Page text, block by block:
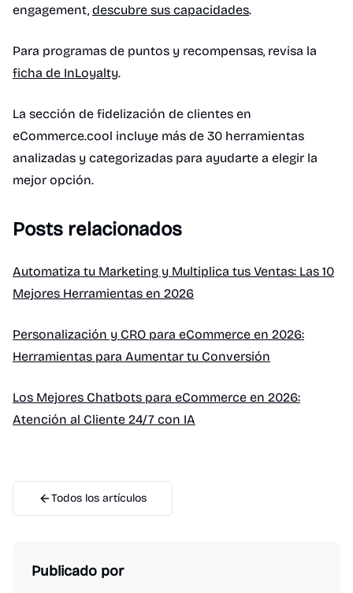
engagement, descubre sus capacidades.
Para programas de puntos y recompensas, revisa la
ficha de InLoyalty.
La sección de fidelización de clientes en
eCommerce.cool incluye más de 30 herramientas
analizadas y categorizadas para ayudarte a elegir la
mejor opción.
Posts relacionados
Automatiza tu Marketing y Multiplica tus Ventas: Las 10
Mejores Herramientas en 2026
Personalización y CRO para eCommerce en 2026:
Herramientas para Aumentar tu Conversión
Los Mejores Chatbots para eCommerce en 2026:
Atención al Cliente 24/7 con IA
Todos los artículos
Publicado por